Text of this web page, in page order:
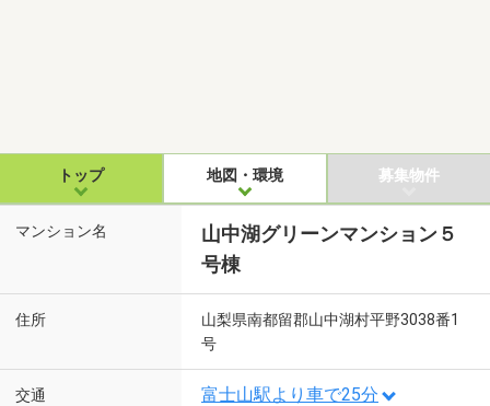
トップ 地図・環境 募集物件
マンション名
山中湖グリーンマンション５
号棟
住所
山梨県南都留郡山中湖村平野3038番1
号
交通 富士山駅より車で25分